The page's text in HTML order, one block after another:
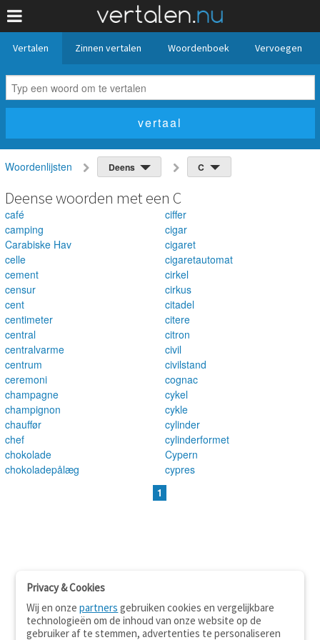
Vertalen Zinnen vertalen Woordenboek Vervoegen
Woordenlijsten Deens C
Deense woorden met een C
café
camping
Carabiske Hav
celle
cement
censur
cent
centimeter
central
centralvarme
centrum
ceremoni
champagne
champignon
chauffør
chef
chokolade
chokoladepålæg
ciffer
cigar
cigaret
cigaretautomat
cirkel
cirkus
citadel
citere
citron
civil
civilstand
cognac
cykel
cykle
cylinder
cylinderformet
Cypern
cypres
1
Privacy & Cookies
Wij en onzepartners gebruiken cookies en vergelijkbare
technologieën om de inhoud van onze website op de
gebruiker af te stemmen, advertenties te personaliseren